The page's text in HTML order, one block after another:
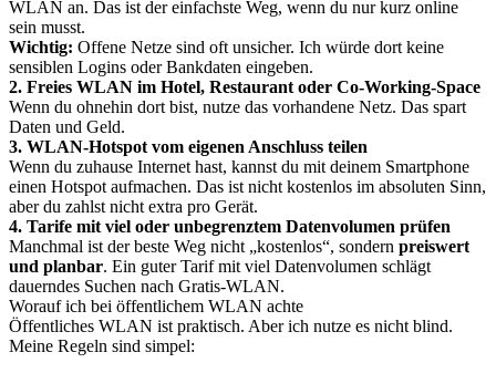
WLAN an. Das ist der einfachste Weg, wenn du nur kurz online
sein musst.
Wichtig: Offene Netze sind oft unsicher. Ich würde dort keine
sensiblen Logins oder Bankdaten eingeben.
2. Freies WLAN im Hotel, Restaurant oder Co-Working-Space
Wenn du ohnehin dort bist, nutze das vorhandene Netz. Das spart
Daten und Geld.
3. WLAN-Hotspot vom eigenen Anschluss teilen
Wenn du zuhause Internet hast, kannst du mit deinem Smartphone
einen Hotspot aufmachen. Das ist nicht kostenlos im absoluten Sinn,
aber du zahlst nicht extra pro Gerät.
4. Tarife mit viel oder unbegrenztem Datenvolumen prüfen
Manchmal ist der beste Weg nicht „kostenlos“, sondern preiswert
und planbar. Ein guter Tarif mit viel Datenvolumen schlägt
dauerndes Suchen nach Gratis-WLAN.
Worauf ich bei öffentlichem WLAN achte
Öffentliches WLAN ist praktisch. Aber ich nutze es nicht blind.
Meine Regeln sind simpel: